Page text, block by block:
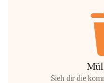
Sieh dir die